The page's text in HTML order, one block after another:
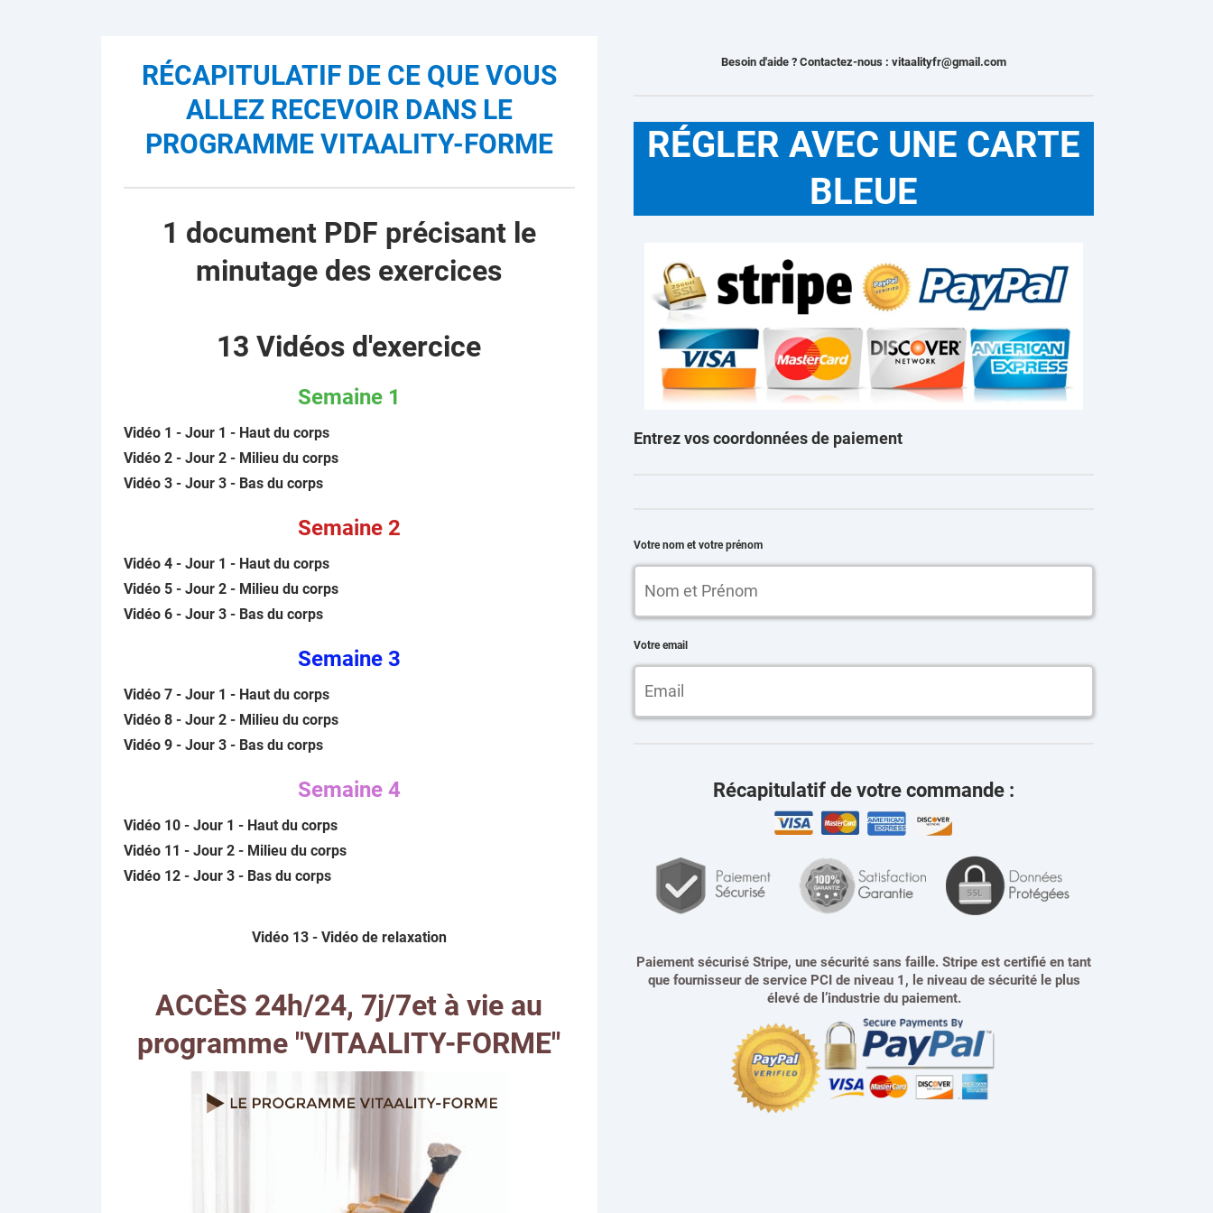
RÉCAPITULATIF DE CE QUE VOUS
ALLEZ RECEVOIR DANS LE
PROGRAMME VITAALITY-FORME
1 document PDF précisant le
minutage des exercices
13 Vidéos d'exercice
Semaine 1
Vidéo 1 - Jour 1 - Haut du corps
Vidéo 2 - Jour 2 - Milieu du corps
Vidéo 3 - Jour 3 - Bas du corps
Semaine 2
Vidéo 4 - Jour 1 - Haut du corps
Vidéo 5 - Jour 2 - Milieu du corps
Vidéo 6 - Jour 3 - Bas du corps
Semaine 3
Vidéo 7 - Jour 1 - Haut du corps
Vidéo 8 - Jour 2 - Milieu du corps
Vidéo 9 - Jour 3 - Bas du corps
Semaine 4
Vidéo 10 - Jour 1 - Haut du corps
Vidéo 11 - Jour 2 - Milieu du corps
Vidéo 12 - Jour 3 - Bas du corps
Vidéo 13 - Vidéo de relaxation
ACCÈS 24h/24, 7j/7et à vie au
programme "VITAALITY-FORME"
Besoin d'aide ? Contactez-nous : vitaalityfr@gmail.com
RÉGLER AVEC UNE CARTE
BLEUE
Entrez vos coordonnées de paiement
Votre nom et votre prénom
Votre email
Récapitulatif de votre commande :
Paiement sécurisé Stripe, une sécurité sans faille. Stripe est certifié en tant
que fournisseur de service PCI de niveau 1, le niveau de sécurité le plus
élevé de l’industrie du paiement.